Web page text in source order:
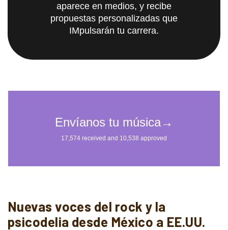
aparece en medios, y recibe
propuestas personalizadas que
IMpulsarán tu carrera.
Nuevas voces del rock y la
psicodelia desde México a EE.UU.